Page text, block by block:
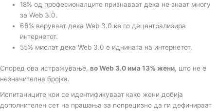
18% од професионалците признаваат дека не знаат многу
за Web 3.0.
66% веруваат дека Web 3.0 ќе го децентрализира
интернетот.
55% мислат дека Web 3.0 е иднината на интернетот.
Според ова истражување, во Web 3.0 има 13% жени, што не е
незначителна бројка.
Испитаниците кои се идентификуваат како жени добија
дополнителен сет на прашања за попрецизно да ги дефинираат